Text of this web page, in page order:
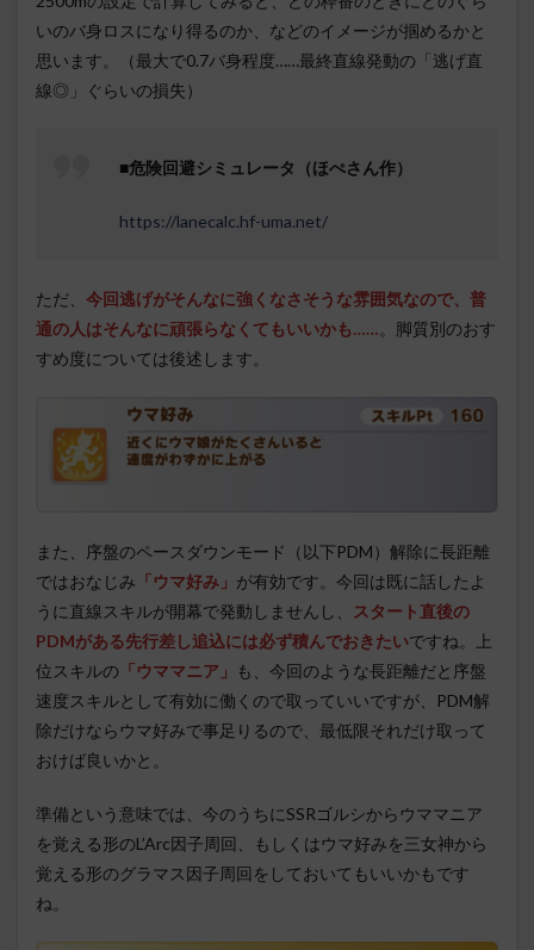
いのバ身ロスになり得るのか、などのイメージが掴めるかと
思います。（最大で0.7バ身程度……最終直線発動の「逃げ直
線◎」ぐらいの損失）
■危険回避シミュレータ（ほぺさん作）
https://lanecalc.hf-uma.net/
ただ、 今回逃げがそんなに強くなさそうな雰囲気なので、普
通の人はそんなに頑張らなくてもいいかも……。脚質別のおす
すめ度については後述します。
また、序盤のペースダウンモード（以下PDM）解除に長距離
ではおなじみ 「ウマ好み」 が有効です。今回は既に話したよ
うに直線スキルが開幕で発動しませんし、
スタート直後の
PDMがある先行差し追込には必ず積んでおきたいですね。上
位スキルの 「ウママニア」
も、今回のような長距離だと序盤
速度スキルとして有効に働くので取っていいですが、PDM解
除だけならウマ好みで事足りるので、最低限それだけ取って
おけば良いかと。
準備という意味では、今のうちにSSRゴルシからウママニア
を覚える形のL’Arc因子周回、もしくはウマ好みを三女神から
覚える形のグラマス因子周回をしておいてもいいかもです
ね。